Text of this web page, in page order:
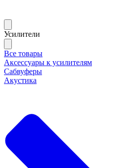
Усилители
Все товары
Аксессуары к усилителям
Сабвуферы
Акустика